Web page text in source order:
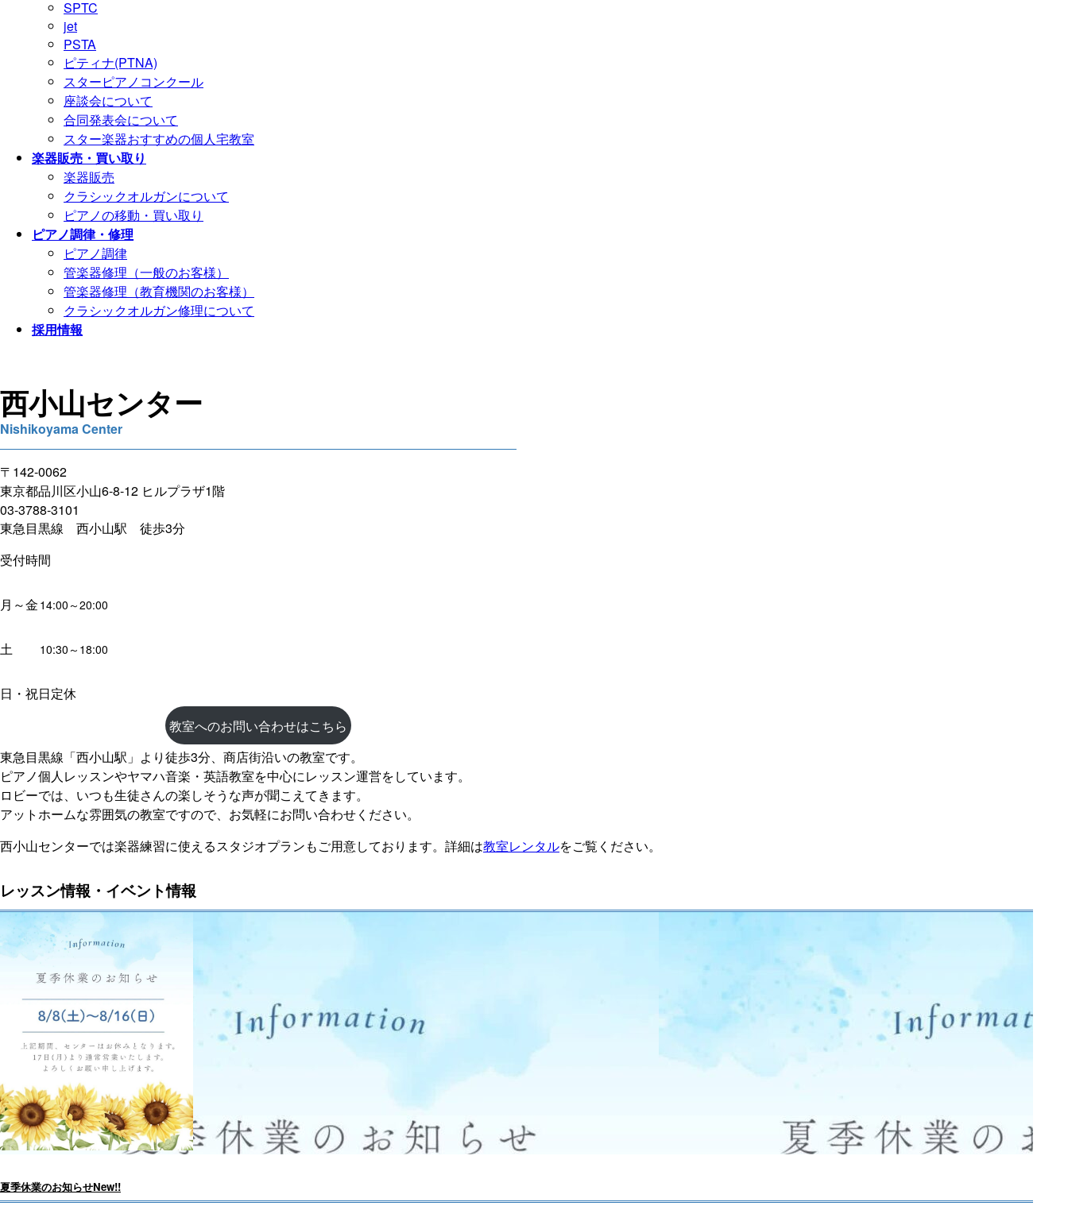
SPTC
jet
PSTA
ピティナ(PTNA)
スターピアノコンクール
座談会について
合同発表会について
スター楽器おすすめの個人宅教室
楽器販売・買い取り
楽器販売
クラシックオルガンについて
ピアノの移動・買い取り
ピアノ調律・修理
ピアノ調律
管楽器修理（一般のお客様）
管楽器修理（教育機関のお客様）
クラシックオルガン修理について
採用情報
西小山センター
Nishikoyama Center
〒142-0062
東京都品川区小山6-8-12 ヒルプラザ1階
03-3788-3101
東急目黒線 西小山駅 徒歩3分
受付時間
月～金 14:00～20:00
土 10:30～18:00
日・祝日定休
教室へのお問い合わせはこちら
東急目黒線「西小山駅」より徒歩3分、商店街沿いの教室です。
ピアノ個人レッスンやヤマハ音楽・英語教室を中心にレッスン運営をしています。
ロビーでは、いつも生徒さんの楽しそうな声が聞こえてきます。
アットホームな雰囲気の教室ですので、お気軽にお問い合わせください。
西小山センターでは楽器練習に使えるスタジオプランもご用意しております。詳細は教室レンタルをご覧ください。
レッスン情報・イベント情報
夏季休業のお知らせNew!!